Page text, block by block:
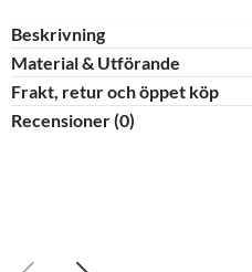
Beskrivning
Material & Utförande​
Frakt, retur och öppet köp
Recensioner (0)